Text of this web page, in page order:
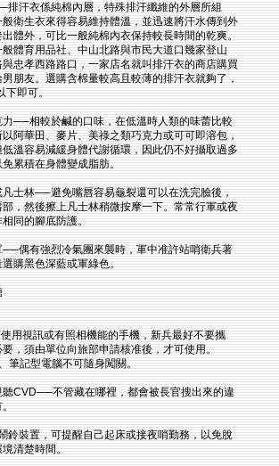
排汗衣係純棉內層，特殊排汗纖維的外層所組
衛生衣來得容易維持體溫，並迅速將汗水傳到外
體外，可比一般純棉內衣保持較長時間的乾爽。
體育用品社、中山北路與市民大道口幾家登山
忠孝西路路口，一家店名就叫排汗衣的商店購買
朋友。選購含棉量較高且較薄的排汗衣就夠了，
下即可。
力──相較於鹹的口味，在低溫時人類的味蕾比較
阿華田、麥片、美祿之類巧克力或可可即溶包，
溫容易減緩身體代謝循環，因此仍不好攝取過多
累積在身體變成脂肪。
凡士林──避免嘴唇容易龜裂還可以在洗完臉後，
，然後擦上凡士林稍微按摩一下。常常行軍或夜
同的腳底防護。
──偶有強烈冷氣團來襲時，軍中准許站哨衛兵著
購黑色深藍或軍綠色。
用視訊或有照相機能的手機，新兵最好不要攜
，須由單位向旅部申請核准後，才可使用。
筆記型電腦不可隨身闖關。
聽CVD──不管藏在哪裡，都會被長官搜出來的違
。
鈴裝置，可提醒自己起床或接夜哨勤務，以免脫
清楚時間。